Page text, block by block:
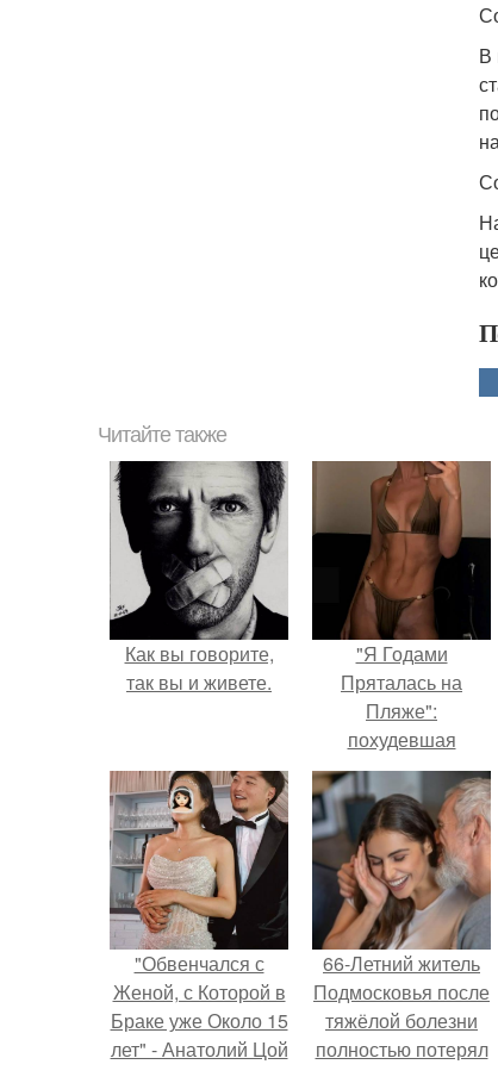
В
Читайте также
Как вы говорите,
так вы и живете.
"Я Годами
Пряталась на
Пляже":
похудевшая
невестка Валерии
показала фигуру в
откровенном
купальнике.
"Обвенчался с
Женой, с Которой в
Браке уже Около 15
лет" - Анатолий Цой
66-Летний житель
Подмосковья после
тяжёлой болезни
полностью потерял